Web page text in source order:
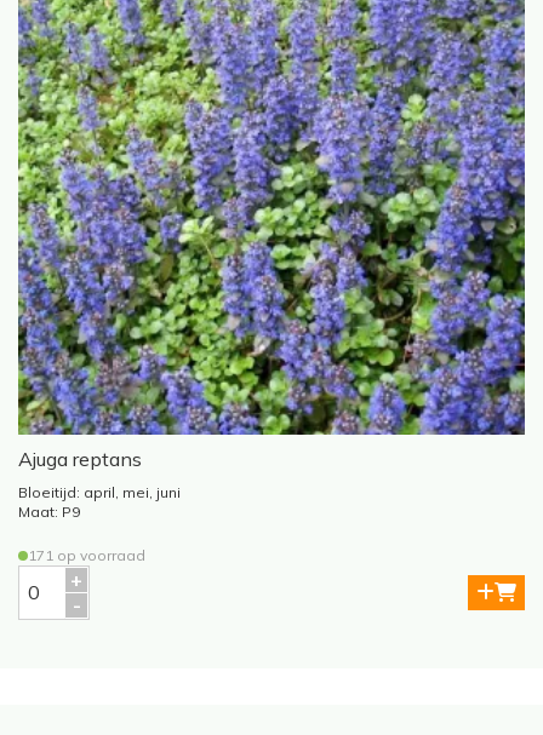
Ajuga reptans
Bloeitijd: april, mei, juni
Maat: P9
171 op voorraad